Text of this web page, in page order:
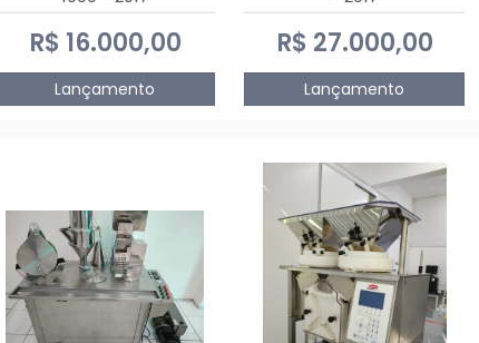
R$ 16.000,00
Lançamento
R$ 27.000,00
Lançamento